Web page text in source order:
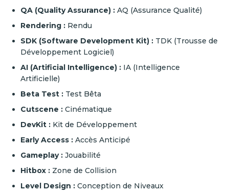
QA (Quality Assurance) : AQ (Assurance Qualité)
Rendering : Rendu
SDK (Software Development Kit) : TDK (Trousse de
Développement Logiciel)
AI (Artificial Intelligence) : IA (Intelligence
Artificielle)
Beta Test : Test Bêta
Cutscene : Cinématique
DevKit : Kit de Développement
Early Access : Accès Anticipé
Gameplay : Jouabilité
Hitbox : Zone de Collision
Level Design : Conception de Niveaux